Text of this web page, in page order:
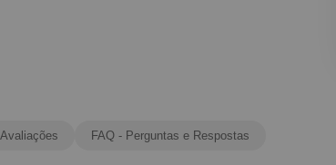
Avaliações FAQ - Perguntas e Respostas